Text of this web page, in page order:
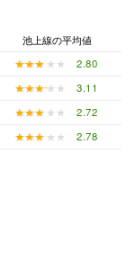
池上線の平均値
★★★★★
★★★★★
2.80
★★★★★
★★★★★
3.11
★★★★★
★★★★★
2.72
★★★★★
★★★★★ 2.78